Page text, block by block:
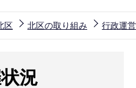
区 北区の取り組み 行政運営
況